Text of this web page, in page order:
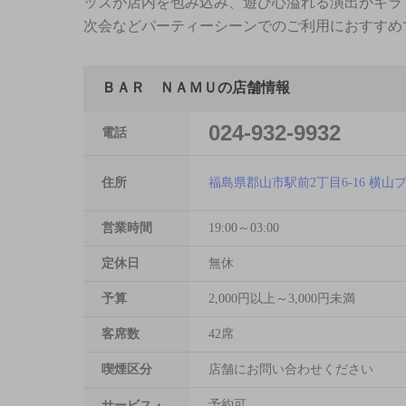
次会などパーティーシーンでのご利用におすすめ
ＢＡＲ ＮＡＭＵの店舗情報
電話 024-932-9932
住所 福島県郡山市駅前2丁目6-16 横山
営業時間 19:00～03:00
定休日 無休
予算 2,000円以上～3,000円未満
客席数 42席
喫煙区分 店舗にお問い合わせください